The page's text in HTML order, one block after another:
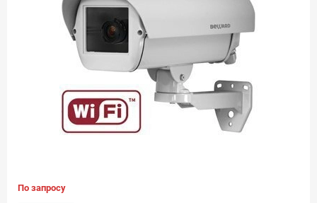
По запросу